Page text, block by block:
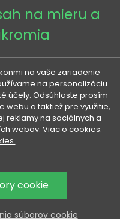
- Veneti™
SK
CZ
na mieru a
na vaše zariadenie
na personalizáciu
účely. Odsúhlaste prosím
webu a taktiež pre využitie,
reklamy na sociálnych a
webov. Viac o cookies.
cookie
súborov cookie